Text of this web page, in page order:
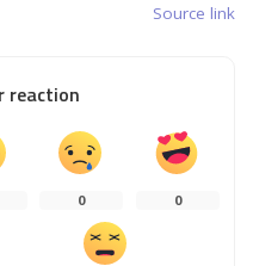
Source link
0
0